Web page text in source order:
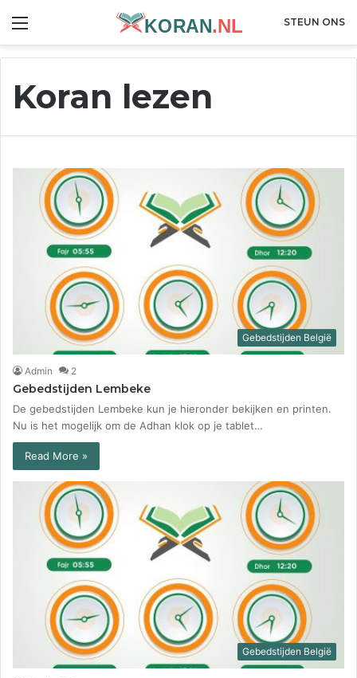
STEUN ONS
Koran lezen
Gebedstijden België
Admin 2
Gebedstijden Lembeke
De gebedstijden Lembeke kun je hieronder bekijken en printen.
Nu is het mogelijk om de Adhan klok op je tablet…
Read More »
Gebedstijden België